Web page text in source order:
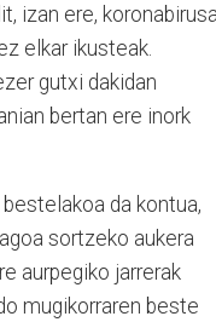
izan ere,
elkar ikusteak.
gutxi dakidan
bertan ere inork
da kontua,
sortzeko aukera
aurpegiko jarrerak
mugikorraren beste